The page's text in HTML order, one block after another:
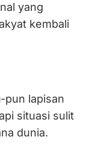
yang
kembali
pun lapisan
situasi sulit
dunia.